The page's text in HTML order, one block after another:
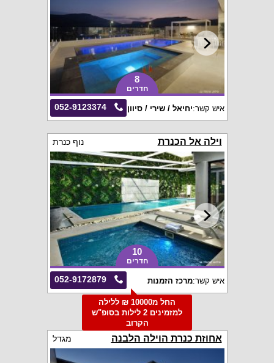
8
חדרים
052-9123374 איש קשר:יחיאל / שירי / סיוון
וילה אל הכנרת נוף כנרת
10
חדרים
052-9172879 איש קשר:מרכז הזמנות
החל מ10000 ₪ ללילה
למזמינים 2 לילות בסופ"ש
הקרוב
אחוזת כנרת הוילה הלבנה מגדל